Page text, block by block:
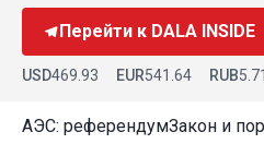
Перейти к DALA INSIDE
USD469.93 EUR541.64 RUB5.71
АЭС: референдумЗакон и